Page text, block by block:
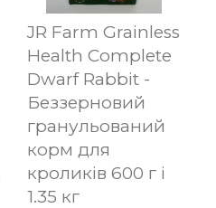
JR Farm Grainless
Health Complete
Dwarf Rabbit -
Беззерновий
гранульований
корм для
кроликів 600 г і
1.35 кг